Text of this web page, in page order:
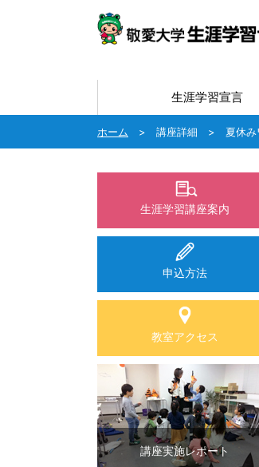
生涯学習宣言
ホーム 講座詳細 夏休み
生涯学習講座案内
申込方法
教室アクセス
講座実施レポート